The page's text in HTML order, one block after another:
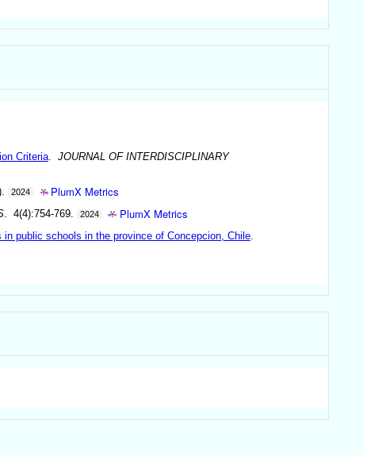
Criteria. JOURNAL OF INTERDISCIPLINARY
2024 PlumX Metrics
. 4(4):754-769. 2024 PlumX Metrics
public schools in the province of Concepcion, Chile.